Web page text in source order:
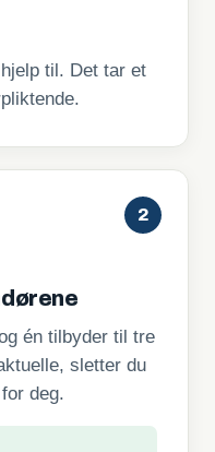
til. Det tar et
2
én tilbyder til tre
sletter du
deg.